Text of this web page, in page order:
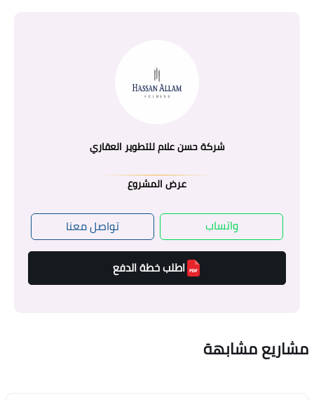
شركة حسن علام للتطوير العقاري
عرض المشروع
واتساب تواصل معنا
اطلب خطة الدفع
مشاريع مشابهة